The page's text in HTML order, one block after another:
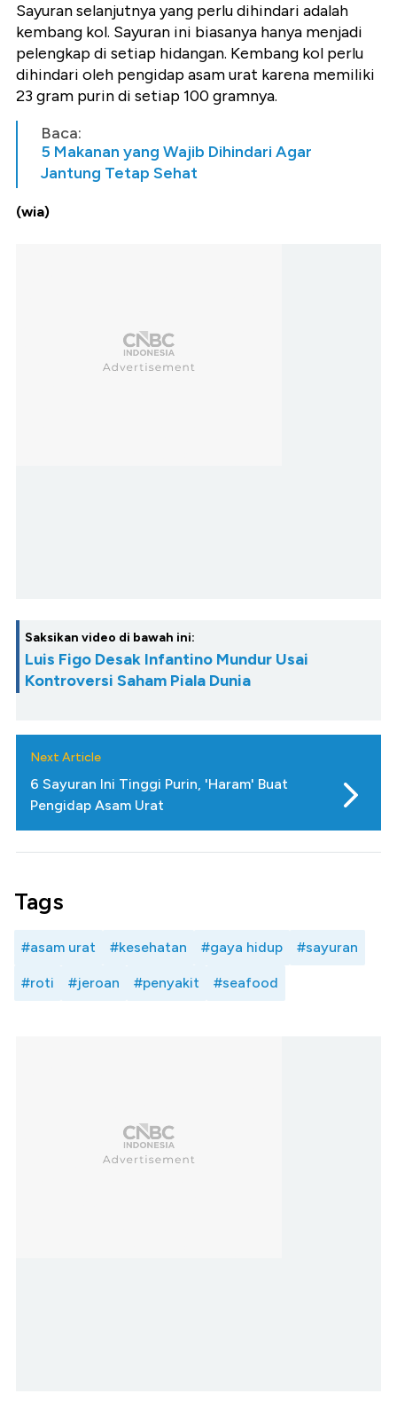
Sayuran selanjutnya yang perlu dihindari adalah
kembang kol. Sayuran ini biasanya hanya menjadi
pelengkap di setiap hidangan. Kembang kol perlu
dihindari oleh pengidap asam urat karena memiliki
23 gram purin di setiap 100 gramnya.
Baca:
5 Makanan yang Wajib Dihindari Agar
Jantung Tetap Sehat
(wia)
Saksikan video di bawah ini:
Luis Figo Desak Infantino Mundur Usai
Kontroversi Saham Piala Dunia
Next Article
6 Sayuran Ini Tinggi Purin, 'Haram' Buat
Pengidap Asam Urat
Tags
#asam urat #kesehatan #gaya hidup #sayuran
#roti #jeroan #penyakit #seafood